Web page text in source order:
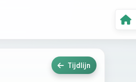
Tijdlijn